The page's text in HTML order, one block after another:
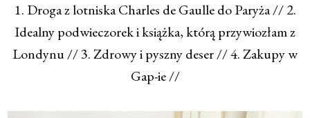
1. Droga z lotniska Charles de Gaulle do Paryża // 2.
Idealny podwieczorek i książka, którą przywiozłam z
Londynu // 3. Zdrowy i pyszny deser // 4. Zakupy w
Gap-ie //